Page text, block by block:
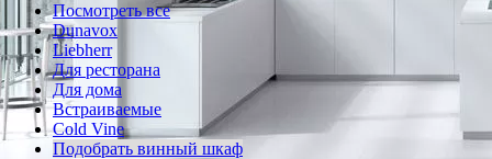
Посмотреть все
Dunavox
Liebherr
Для ресторана
Для дома
Встраиваемые
Cold Vine
Подобрать винный шкаф